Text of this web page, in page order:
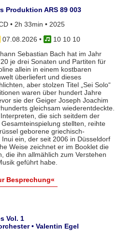
Produktion ARS 89 003
• 2h 33min • 2025
07.08.2026 •
10 10 10
Sebastian Bach hat im Jahr
je drei Sonaten und Partiten für
allein in einem kostbaren
überliefert und dieses
aber stolzen Titel „Sei Solo“
waren über hundert Jahre
sie der Geiger Joseph Joachim
gleichsam wiederentdeckte.
die sich seitdem der
stellten, reihte
geborene griechisch-
ein, der seit 2006 in Düsseldorf
Weise zeichnet er im Booklet die
die ihn allmählich zum Verstehen
geführt habe.
Besprechung«
Vol. 1
• Valentin Egel